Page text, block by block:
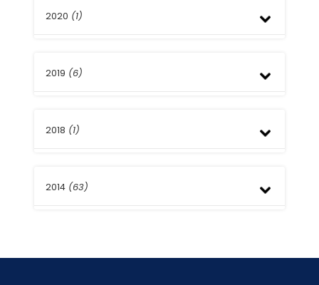
Noviembre
Junio
2020 (1)
2019 (6)
2018 (1)
2014 (63)